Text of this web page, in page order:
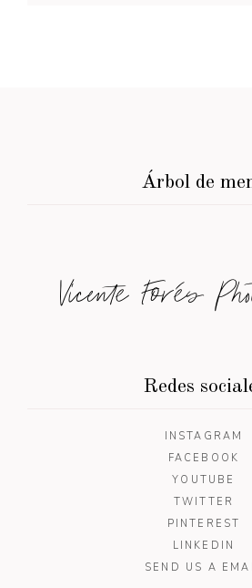
Árbol de
Vicente Forés
Redes
INSTAGRAM
FACEBOOK
YOUTUBE
TWITTER
PINTEREST
LINKEDIN
SEND US A